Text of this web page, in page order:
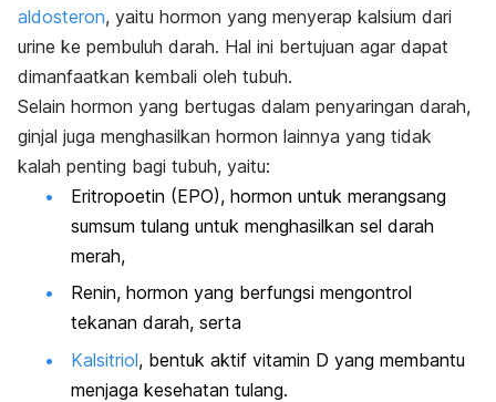
aldosteron, yaitu hormon yang menyerap kalsium dari
urine ke pembuluh darah. Hal ini bertujuan agar dapat
dimanfaatkan kembali oleh tubuh.
Selain hormon yang bertugas dalam penyaringan darah,
ginjal juga menghasilkan hormon lainnya yang tidak
kalah penting bagi tubuh, yaitu:
Eritropoetin (EPO), hormon untuk merangsang
sumsum tulang untuk menghasilkan sel darah
merah,
Renin, hormon yang berfungsi mengontrol
tekanan darah, serta
Kalsitriol, bentuk aktif vitamin D yang membantu
menjaga kesehatan tulang.